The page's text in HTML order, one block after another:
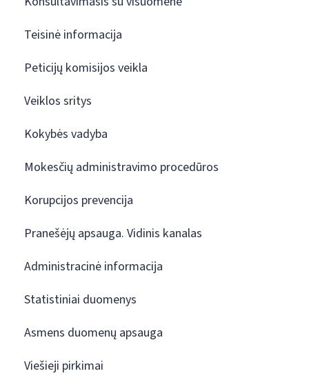
Teisinė informacija
Peticijų komisijos veikla
Veiklos sritys
Kokybės vadyba
Mokesčių administravimo procedūros
Korupcijos prevencija
Pranešėjų apsauga. Vidinis kanalas
Administracinė informacija
Statistiniai duomenys
Asmens duomenų apsauga
Viešieji pirkimai